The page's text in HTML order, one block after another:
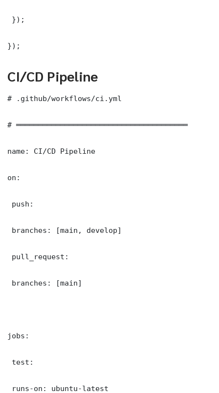
});
});
CI/CD Pipeline
# .github/workflows/ci.yml
# ═══════════════════════════════════════
name: CI/CD Pipeline
on:
push:
branches: [main, develop]
pull_request:
branches: [main]
jobs:
test:
runs-on: ubuntu-latest